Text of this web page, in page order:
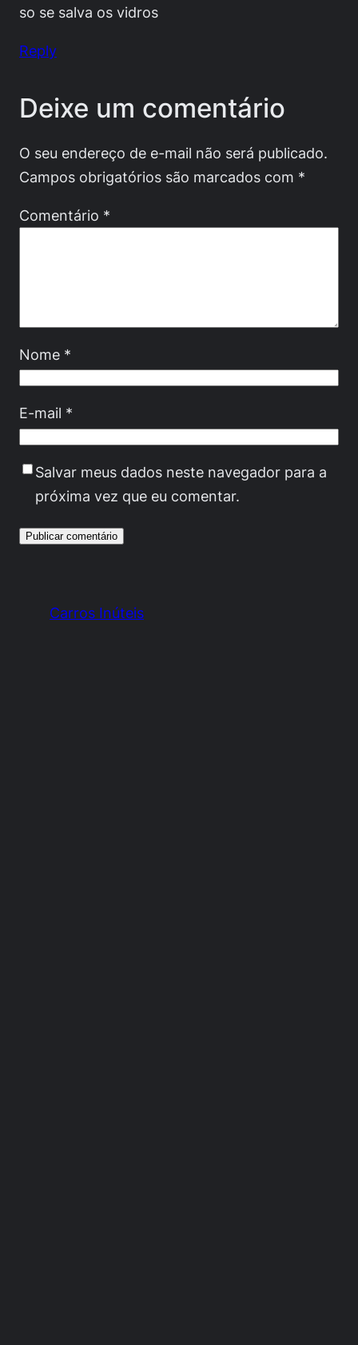
so se salva os vidros
Reply
Deixe um comentário
O seu endereço de e-mail não será publicado.
Campos obrigatórios são marcados com *
Comentário *
Nome *
E-mail *
Salvar meus dados neste navegador para a
próxima vez que eu comentar.
Carros Inúteis